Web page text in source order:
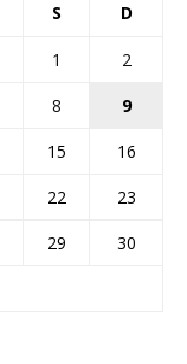
S D
1
2
8
9
15
16
22
23
29
30